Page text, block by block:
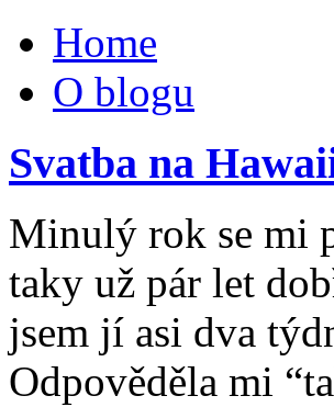
Home
O blogu
Svatba na
Minulý rok se mi
taky už pár let
jsem jí asi dva
Odpověděla mi